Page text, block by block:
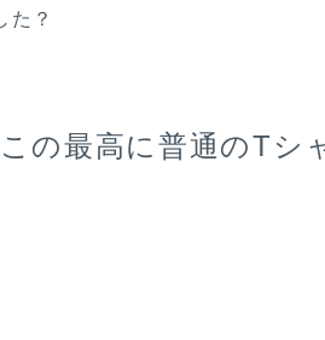
た？
この最高に普通のT